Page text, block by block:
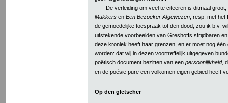
De verleiding om veel te citeeren is ditmaal groot;
Makkers en Een Bezoeker Afgewezen , resp. met
de gemoedelijke toespraak tot den dood, zou ik b.v.
uitstekende voorbeelden van Greshoffs strijdbaren
deze kroniek heeft haar grenzen, en er moet nog
worden: dat wij in dezen voortreffelijk uitgegeven
poëtisch document bezitten van een persoonlijkheid,
en de poésie pure een volkomen eigen gebied heeft
Op den gletscher